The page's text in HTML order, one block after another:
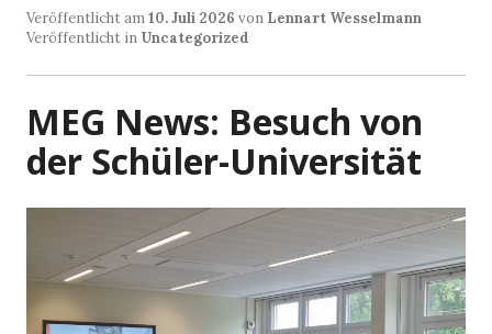
Veröffentlicht am10. Juli 2026 von Lennart Wesselmann
Veröffentlicht in Uncategorized
MEG News: Besuch von
der Schüler-Universität